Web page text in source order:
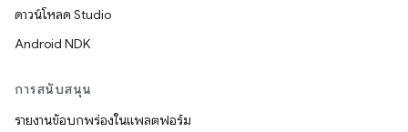
ดาวน์โหลด Studio
Android NDK
การสนับสนุน
รายงานข้อบกพร่องในแพลตฟอร์ม